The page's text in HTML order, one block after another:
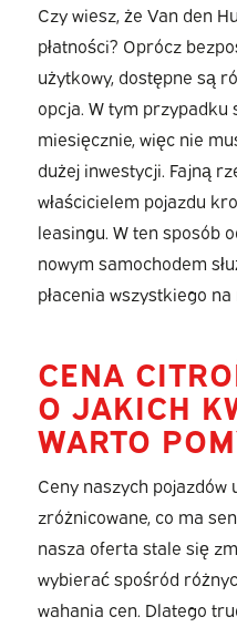
Czy wiesz, że Van den
płatności? Oprócz
użytkowy, dostępne są
opcja. W tym przypadku
miesięcznie, więc nie
dużej inwestycji. Fajną
właścicielem pojazdu
leasingu. W ten sposób
nowym samochodem
płacenia wszystkiego
CENA
O JAKICH
WARTO
Ceny naszych pojazdów
zróżnicowane, co ma
nasza oferta stale się
wybierać spośród
wahania cen. Dlatego